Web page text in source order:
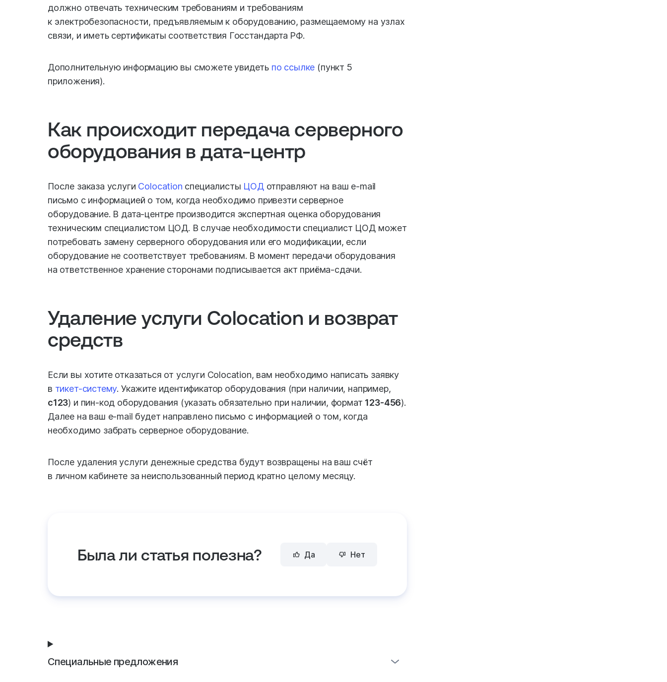
должно отвечать техническим требованиям и требованиям
к электробезопасности, предъявляемым к оборудованию, размещаемому на узлах
связи, и иметь сертификаты соответствия Госстандарта РФ.
Дополнительную информацию вы сможете увидеть по ссылке (пункт 5
приложения).
Как происходит передача серверного
оборудования в дата-центр
После заказа услуги Colocation специалисты ЦОДотправляют на ваш e-mail
письмо с информацией о том, когда необходимо привезти серверное
оборудование. В дата-центре производится экспертная оценка оборудования
техническим специалистом ЦОД. В случае необходимости специалист ЦОД может
потребовать замену серверного оборудования или его модификации, если
оборудование не соответствует требованиям. В момент передачи оборудования
на ответственное хранение сторонами подписывается акт приёма-сдачи.
Удаление услуги Colocation и возврат
средств
Если вы хотите отказаться от услуги Colocation, вам необходимо написать заявку
в тикет-систему. Укажите идентификатор оборудования (при наличии, например,
c123) и пин-код оборудования (указать обязательно при наличии, формат 123-456).
Далее на ваш e-mail будет направлено письмо с информацией о том, когда
необходимо забрать серверное оборудование.
После удаления услуги денежные средства будут возвращены на ваш счёт
в личном кабинете за неиспользованный период кратно целому месяцу.
Была ли статья полезна? Да Нет
Специальные предложения